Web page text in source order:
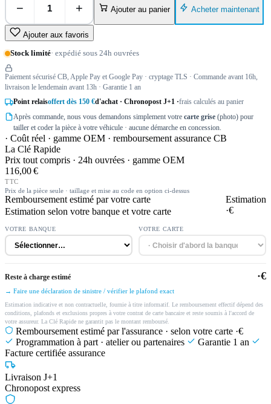
− + Ajouter au panier Acheter maintenant
Ajouter aux favoris
Stock limité· expédié sous 24h ouvrées
Paiement sécurisé CB, Apple Pay et Google Pay · cryptage TLS · Commande avant 16h,
livraison le lendemain avant 13h · Garantie 1 an
Point relaisoffert dès 150 €d'achat · Chronopost J+1 ·frais calculés au panier
Après commande, nous vous demandons simplement votre carte grise (photo) pour
tailler et coder la pièce à votre véhicule · aucune démarche en concession.
· Coût réel · gamme OEM · remboursement assurance CB
La Clé Rapide
Prix tout compris · 24h ouvrées · gamme OEM
116,00 €
TTC
Prix de la pièce seule · taillage et mise au code en option ci-dessus
Remboursement estimé par votre carte
Estimation selon votre banque et votre carte
Estimation
·€
VOTRE BANQUE VOTRE CARTE
Reste à charge estimé ·€
→ Faire une déclaration de sinistre / vérifier le plafond exact
Estimation indicative et non contractuelle, fournie à titre informatif. Le remboursement effectif dépend des
conditions, plafonds et exclusions propres à votre contrat de carte bancaire et reste soumis à l'accord de
votre assureur. La Clé Rapide ne garantit pas le montant remboursé.
Remboursement estimé par l'assurance · selon votre carte ·€
Programmation à part · atelier ou partenaires
Garantie 1 an
Facture certifiée assurance
Livraison J+1
Chronopost express